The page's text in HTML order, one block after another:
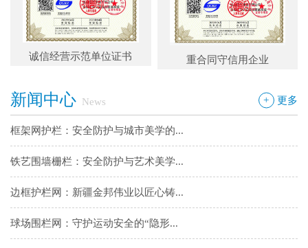
诚信经营示范单位证书 重合同守信用企业
+ 更多
新闻中心 News
球场围栏网：守护运动安全的“隐形...
新疆金邦伟业：方管铁艺护栏——安...
钢板网：城市基建与工业领域的“金...
框架网护栏：安全防护与城市美学的...
铁艺围墙栅栏：安全防护与艺术美学...
边框护栏网：新疆金邦伟业以匠心铸...
球场围栏网：守护运动安全的“隐形...